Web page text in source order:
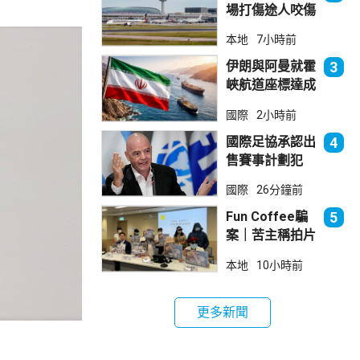
場打傷途人咬傷
法院判囚
本地 7小時前
伊朗與阿曼就霍
峽航道座標達成
部分途經伊朗領
海
3
國際 2小時前
國際足協承認出
售賽事計劃犯
持恩芬天奴
4
國際 26分鐘前
Fun Coffee騙
案｜苦主稱拍片
立法會議員倡加
5
本地 10小時前
更多新聞